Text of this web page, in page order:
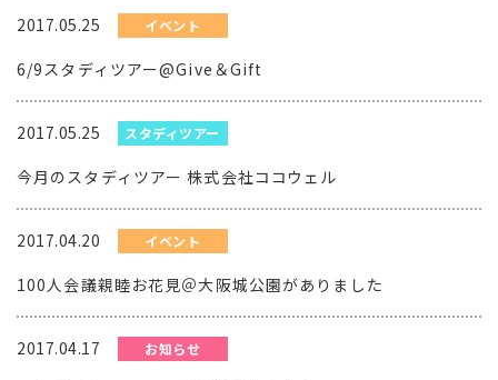
2017.05.25 イベント
6/9スタディツアー@Give＆Gift
2017.05.25 スタディツアー
今月のスタディツアー 株式会社ココウェル
2017.04.20 イベント
100人会議親睦お花見＠大阪城公園がありました
2017.04.17 お知らせ